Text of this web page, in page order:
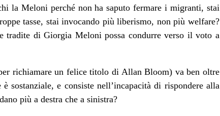
la Meloni perché non ha saputo fermare i migranti, stai
tasse, stai invocando più liberismo, non più welfare?
tradite di Giorgia Meloni possa condurre verso il voto a
richiamare un felice titolo di Allan Bloom) va ben oltre
sostanziale, e consiste nell’incapacità di rispondere alla
più a destra che a sinistra?